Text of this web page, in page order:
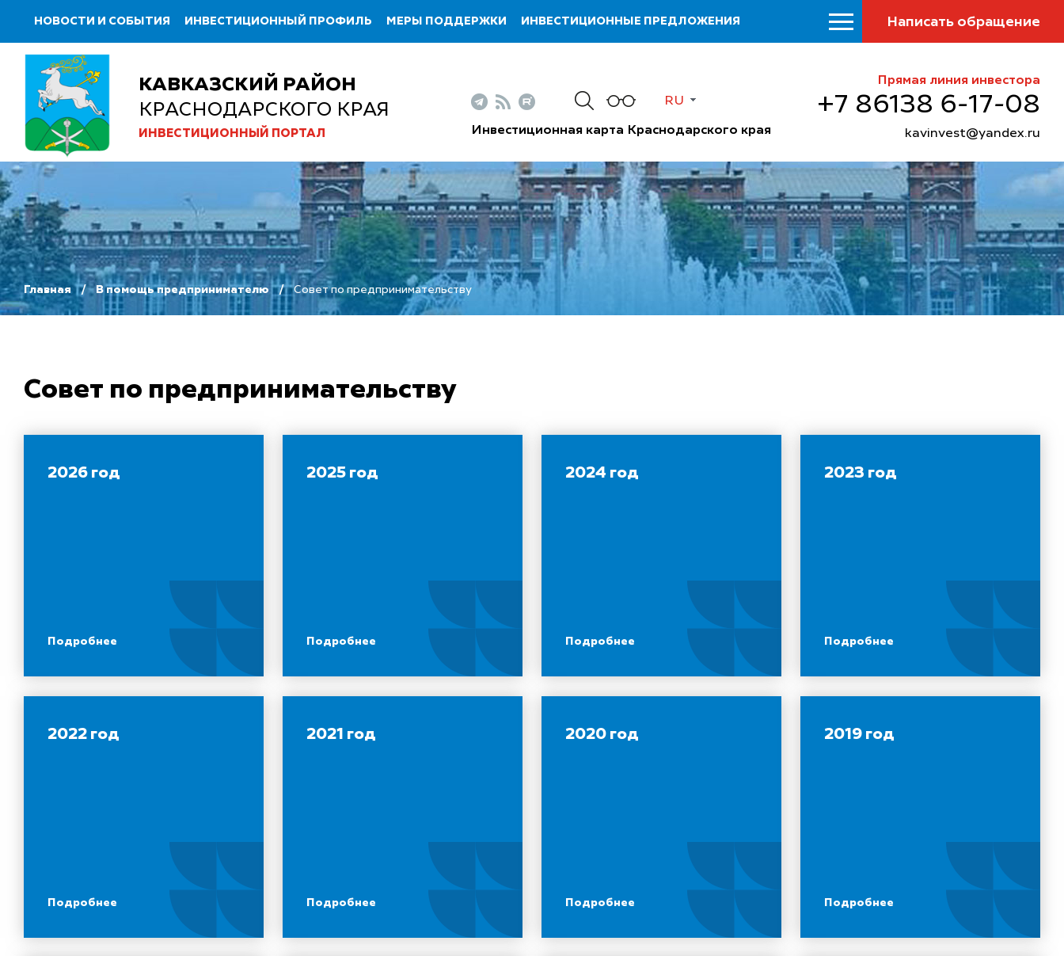
НОВОСТИ И СОБЫТИЯ ИНВЕСТИЦИОННЫЙ ПРОФИЛЬ МЕРЫ ПОДДЕРЖКИ ИНВЕСТИЦИОННЫЕ ПРЕДЛОЖЕНИЯ Написать обращение
КАВКАЗСКИЙ РАЙОН
КРАСНОДАРСКОГО КРАЯ
ИНВЕСТИЦИОННЫЙ ПОРТАЛ
RU
Инвестиционная карта Краснодарского края
Прямая линия инвестора
+7 86138 6-17-08
kavinvest@yandex.ru
Главная В помощь предпринимателю Совет по предпринимательству
Совет по предпринимательству
2026 год
Подробнее
2025 год
Подробнее
2024 год
Подробнее
2023 год
Подробнее
2022 год
Подробнее
2021 год
Подробнее
2020 год
Подробнее
2019 год
Подробнее